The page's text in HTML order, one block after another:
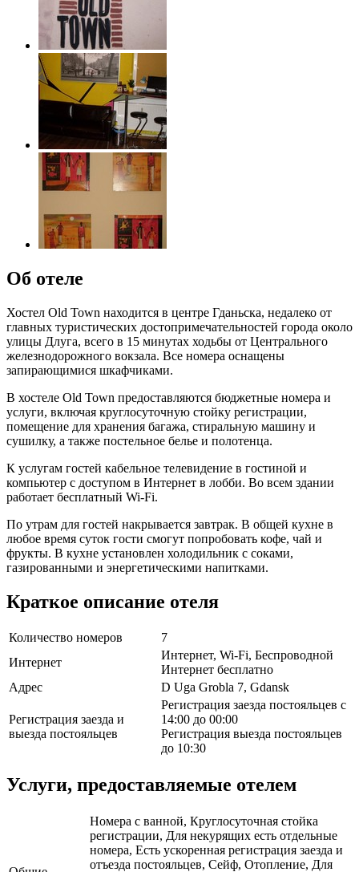
Об отеле
Хостел Old Town находится в центре Гданьска, недалеко от
главных туристических достопримечательностей города около
улицы Длуга, всего в 15 минутах ходьбы от Центрального
железнодорожного вокзала. Все номера оснащены
запирающимися шкафчиками.
В хостеле Old Town предоставляются бюджетные номера и
услуги, включая круглосуточную стойку регистрации,
помещение для хранения багажа, стиральную машину и
сушилку, а также постельное белье и полотенца.
К услугам гостей кабельное телевидение в гостиной и
компьютер с доступом в Интернет в лобби. Во всем здании
работает бесплатный Wi-Fi.
По утрам для гостей накрывается завтрак. В общей кухне в
любое время суток гости смогут попробовать кофе, чай и
фрукты. В кухне установлен холодильник с соками,
газированными и энергетическими напитками.
Краткое описание отеля
Количество номеров
7
Интернет
Интернет, Wi-Fi, Беспроводной
Интернет бесплатно
Адрес
D Uga Grobla 7, Gdansk
Регистрация заезда и
выезда постояльцев
Регистрация заезда постояльцев с
14:00 до 00:00
Регистрация выезда постояльцев
до 10:30
Услуги, предоставляемые отелем
Номера с ванной, Круглосуточная стойка
регистрации, Для некурящих есть отдельные
номера, Есть ускоренная регистрация заезда и
отъезда постояльцев, Сейф, Отопление, Для